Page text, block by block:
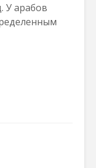
У арабов